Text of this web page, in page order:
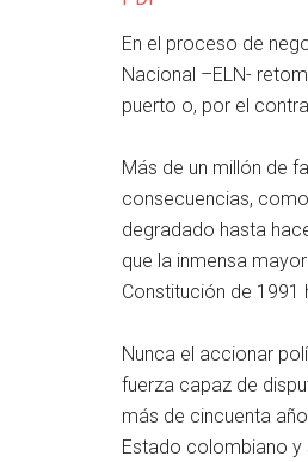
En el proceso de
Nacional –ELN-
puerto o, por el
Más de un millón de
consecuencias,
degradado hasta
que la inmensa
Constitución de 1991
Nunca el accionar
fuerza capaz de
más de cincuenta
Estado colombiano y